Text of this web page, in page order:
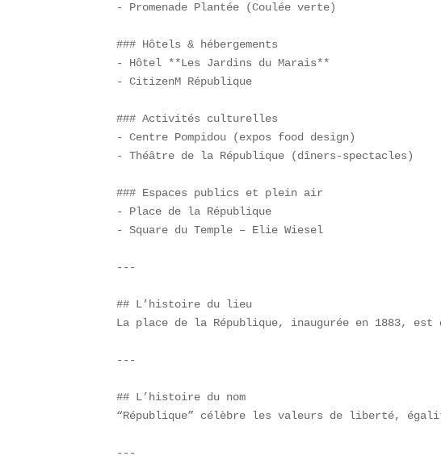
- Promenade Plantée (Coulée verte)
### Hôtels & hébergements
- Hôtel **Les Jardins du Marais**
- CitizenM République
### Activités culturelles
- Centre Pompidou (expos food design)
- Théâtre de la République (dîners-spectacles)
### Espaces publics et plein air
- Place de la République
- Square du Temple – Elie Wiesel
---
## L’histoire du lieu
La place de la République, inaugurée en 1883,
---
## L’histoire du nom
“République” célèbre les valeurs de liberté,
---